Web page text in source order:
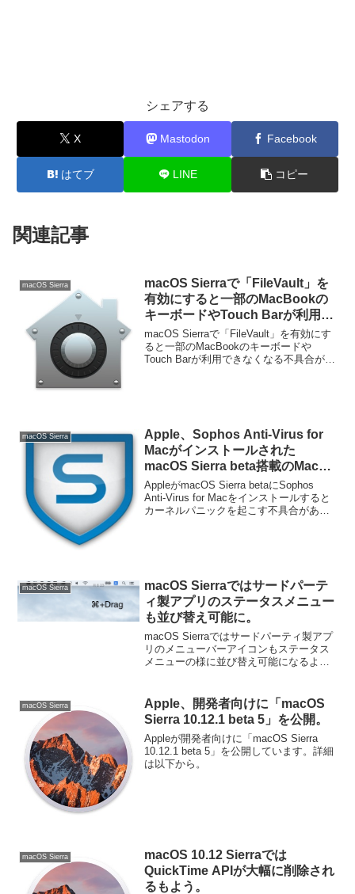
シェアする
X Mastodon Facebook
はてブ LINE コピー
関連記事
macOS Sierra
macOS Sierraで「FileVault」を
有効にすると一部のMacBookの
キーボードやTouch Barが利用で
きなくなる不具合。
macOS Sierraで「FileVault」を有効にす
ると一部のMacBookのキーボードや
Touch Barが利用できなくなる不具合が確
macOS Sierra
Apple、Sophos Anti-Virus for
Macがインストールされた
macOS Sierra beta搭載のMacが
カーネルパニックを起こす不具合
があるとしてサポートページを公
開。
AppleがmacOS Sierra betaにSophos
Anti-Virus for Macをインストールすると
カーネルパニックを起こす不具合がある
macOS Sierra
macOS Sierraではサードパーテ
ィ製アプリのステータスメニュー
も並び替え可能に。
macOS Sierraではサードパーティ製アプ
リのメニューバーアイコンもステータス
メニューの様に並び替え可能になるよう
macOS Sierra
Apple、開発者向けに「macOS
Sierra 10.12.1 beta 5」を公開。
Appleが開発者向けに「macOS Sierra
10.12.1 beta 5」を公開しています。詳細
は以下から。
macOS Sierra
macOS 10.12 Sierraでは
QuickTime APIが大幅に削除され
るもよう。